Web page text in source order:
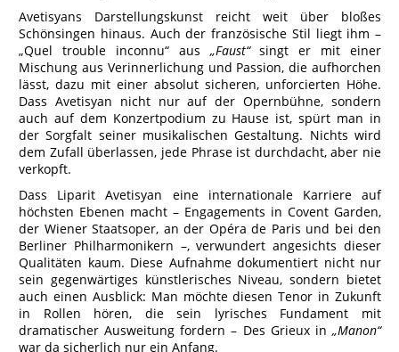
Avetisyans Darstellungskunst reicht weit über bloßes
Schönsingen hinaus. Auch der französische Stil liegt ihm –
„Quel trouble inconnu“ aus „Faust“singt er mit einer
Mischung aus Verinnerlichung und Passion, die aufhorchen
lässt, dazu mit einer absolut sicheren, unforcierten Höhe.
Dass Avetisyan nicht nur auf der Opernbühne, sondern
auch auf dem Konzertpodium zu Hause ist, spürt man in
der Sorgfalt seiner musikalischen Gestaltung. Nichts wird
dem Zufall überlassen, jede Phrase ist durchdacht, aber nie
verkopft.
Dass Liparit Avetisyan eine internationale Karriere auf
höchsten Ebenen macht – Engagements in Covent Garden,
der Wiener Staatsoper, an der Opéra de Paris und bei den
Berliner Philharmonikern –, verwundert angesichts dieser
Qualitäten kaum. Diese Aufnahme dokumentiert nicht nur
sein gegenwärtiges künstlerisches Niveau, sondern bietet
auch einen Ausblick: Man möchte diesen Tenor in Zukunft
in Rollen hören, die sein lyrisches Fundament mit
dramatischer Ausweitung fordern – Des Grieux in „Manon“
war da sicherlich nur ein Anfang.